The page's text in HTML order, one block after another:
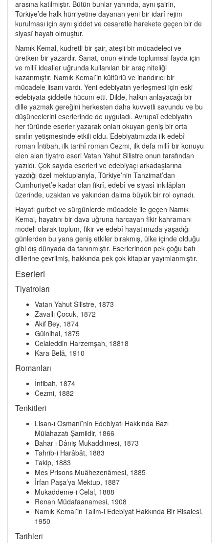
arasına katılmıştır. Bütün bunlar yanında, aynı şairin,
Türkiye’de halk hürriyetine dayanan yeni bir idarî rejim
kurulması için aynı şiddet ve cesaretle harekete geçen bir de
siyasî hayatı olmuştur.
Namık Kemal, kudretli bir şair, ateşli bir mücadeleci ve
üretken bir yazardır. Sanat, onun elinde toplumsal fayda için
ve millî idealler uğrunda kullanılan bir araç niteliği
kazanmıştır. Namık Kemal’in kültürlü ve inandırıcı bir
mücadele lisanı vardı. Yeni edebiyatın yerleşmesi için eski
edebiyata şiddetle hücum etti. Dilde, halkın anlayacağı bir
dille yazmak gereğini herkesten daha kuvvetli savundu ve bu
düşüncelerini eserlerinde de uyguladı. Avrupaî edebiyatın
her türünde eserler yazarak onları okuyan geniş bir orta
sınıfın yetişmesinde etkili oldu. Edebiyatımızda ilk edebî
roman İntibah, ilk tarihî roman Cezmi, ilk defa millî bir konuyu
elen alan tiyatro eseri Vatan Yahut Silistre onun tarafından
yazıldı. Çok sayıda eserleri ve edebiyaçı arkadaşlarına
yazdığı özel mektuplarıyla, Türkiye’nin Tanzimat’dan
Cumhuriyet’e kadar olan fikrî, edebî ve siyasî inkılâpları
üzerinde, uzaktan ve yakından daima büyük bir rol oynadı.
Hayatı gurbet ve sürgünlerde mücadele ile geçen Namık
Kemal, hayatını bir dava uğruna harcayan fikir kahramanı
modeli olarak toplum, fikir ve edebî hayatımızda yaşadığı
günlerden bu yana geniş etkiler bırakmış, ülke içinde olduğu
gibi dış dünyada da tanınmıştır. Eserlerinden pek çoğu batı
dillerine çevrilmiş, hakkında pek çok kitaplar yayımlanmıştır.
Eserleri
Tiyatroları
Vatan Yahut Silistre, 1873
Zavallı Çocuk, 1872
Akif Bey, 1874
Gülnihal, 1875
Celaleddin Harzemşah, 18818
Kara Belâ, 1910
Romanları
İntibah, 1874
Cezmi, 1882
Tenkitleri
Lisan-ı Osmanî’nin Edebiyatı Hakkında Bazı
Mülahazatı Şamildir, 1866
Bahar-ı Dâniş Mukaddimesi, 1873
Tahrib-i Harâbât, 1883
Takip, 1883
Mes Prisons Muâhezenâmesi, 1885
İrfan Paşa’ya Mektup, 1887
Mukaddeme-i Celal, 1888
Renan Müdafaanamesi, 1908
Namık Kemal’in Talim-i Edebiyat Hakkında Bir Risalesi,
1950
Tarihleri